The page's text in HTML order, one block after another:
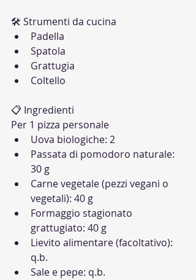
🛠 Strumenti da cucina
Padella
Spatola
Grattugia
Coltello
📋 Ingredienti
Per 1 pizza personale
Uova biologiche: 2
Passata di pomodoro naturale:
30 g
Carne vegetale (pezzi vegani o
vegetali): 40 g
Formaggio stagionato
grattugiato: 40 g
Lievito alimentare (facoltativo):
q.b.
Sale e pepe: q.b.